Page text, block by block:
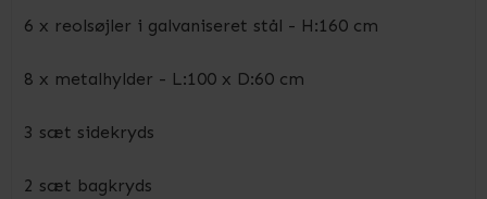
6 x reolsøjler i galvaniseret stål - H:160 cm
8 x metalhylder - L:100 x D:60 cm
3 sæt sidekryds
2 sæt bagkryds